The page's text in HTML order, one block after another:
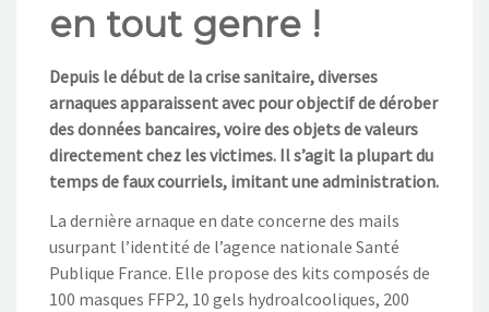
en tout genre !
Depuis le début de la crise sanitaire, diverses
arnaques apparaissent avec pour objectif de dérober
des données bancaires, voire des objets de valeurs
directement chez les victimes. Il s’agit la plupart du
temps de faux courriels, imitant une administration.
La dernière arnaque en date concerne des mails
usurpant l’identité de l’agence nationale Santé
Publique France. Elle propose des kits composés de
100 masques FFP2, 10 gels hydroalcooliques, 200